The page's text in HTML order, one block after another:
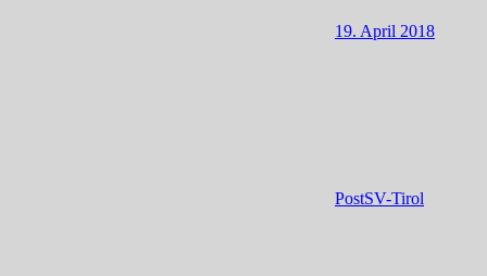
19. April 2018
PostSV-Tirol